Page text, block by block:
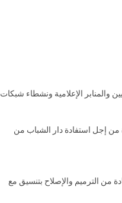
والمنابر الإعلامية ونشطاء شبكات
من إجل استفادة دار الشباب من
من الترميم والإصلاح بتنسيق مع